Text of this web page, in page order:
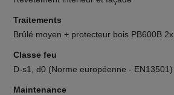
Traitements
Brûlé moyen + protecteur bois PB600B 2x
Classe feu
D-s1, d0 (Norme européenne - EN13501)
Maintenance